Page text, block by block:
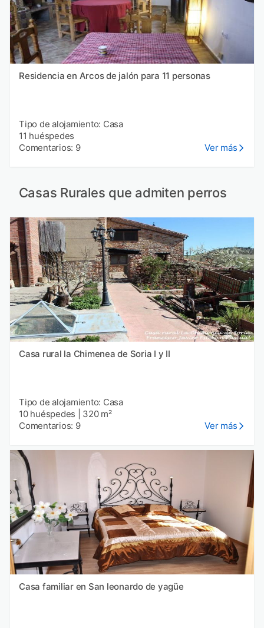
Residencia en Arcos de jalón para 11 personas
Tipo de alojamiento: Casa
11 huéspedes
Comentarios: 9
Ver más
Casas Rurales que admiten perros
Casa rural la Chimenea de Soria I y II
Tipo de alojamiento: Casa
10 huéspedes
320 m²
Comentarios: 9
Ver más
Casa familiar en San leonardo de yagüe